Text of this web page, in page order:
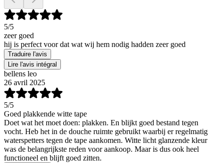
5/5
zeer goed
hij is perfect voor dat wat wij hem nodig hadden zeer goed
Traduire l'avis
Lire l'avis intégral
bellens leo
26 avril 2025
5/5
Goed plakkende witte tape
Doet wat het moet doen: plakken. En blijkt goed bestand tegen
vocht. Heb het in de douche ruimte gebruikt waarbij er regelmatig
waterspetters tegen de tape aankomen. Witte licht glanzende kleur
was de belangrijkste reden voor aankoop. Maar is dus ook heel
functioneel en blijft goed zitten.